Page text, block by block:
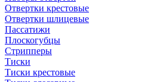
Отвертки крестовые
Отвертки шлицевые
Пассатижи
Плоскогубцы
Стрипперы
Тиски
Тиски крестовые